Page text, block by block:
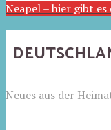
Neapel – hier gibt
Neues aus der